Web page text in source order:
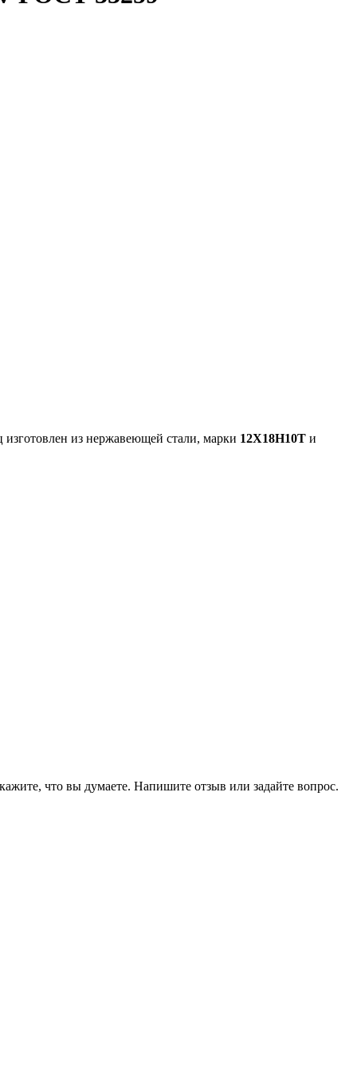
из нержавеющей стали, марки 12Х18Н10Т и
что вы думаете. Напишите отзыв или задайте вопрос.